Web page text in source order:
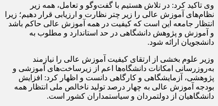
وی تاکید کرد: در تلاش هستیم با گفت‌وگو و تعامل، همه زیر
نظام‌های آموزش عالی را زیر چتر نظارت و ارزیابی قرار دهیم؛ زیرا
انتظار جامعه این است که کیفیت در همه آموزش عالی حاکم باشد
و آموزش و پژوهش دانشگاهی در حد استاندارد و مطلوب به
دانشجویان ارائه شود.
وزیر علوم بخشی از ارتقای کیفیت آموزش عالی را نیازمند
به‌روزرسانی امکانات دانشگاه‌ها اعم از زیرساخت‌های آموزشی و
پژوهشی، آزمایشگاهی و کارگاهی دانست و اظهار کرد: افزایش
بودجه آموزش عالی به چهار درصد تولید ناخالص ملی انتظار همه
دانشگاهیان از دولتمردان و سیاستمداران کشور است.